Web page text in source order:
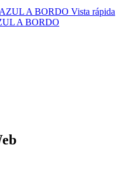
Vista rápida
A BORDO